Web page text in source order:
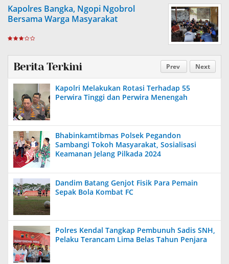
Kapolres Bangka, Ngopi Ngobrol
Bersama Warga Masyarakat
Prev Next
Berita Terkini
Kapolri Melakukan Rotasi Terhadap 55
Perwira Tinggi dan Perwira Menengah
Bhabinkamtibmas Polsek Pegandon
Sambangi Tokoh Masyarakat, Sosialisasi
Keamanan Jelang Pilkada 2024
Dandim Batang Genjot Fisik Para Pemain
Sepak Bola Kombat FC
Polres Kendal Tangkap Pembunuh Sadis SNH,
Pelaku Terancam Lima Belas Tahun Penjara